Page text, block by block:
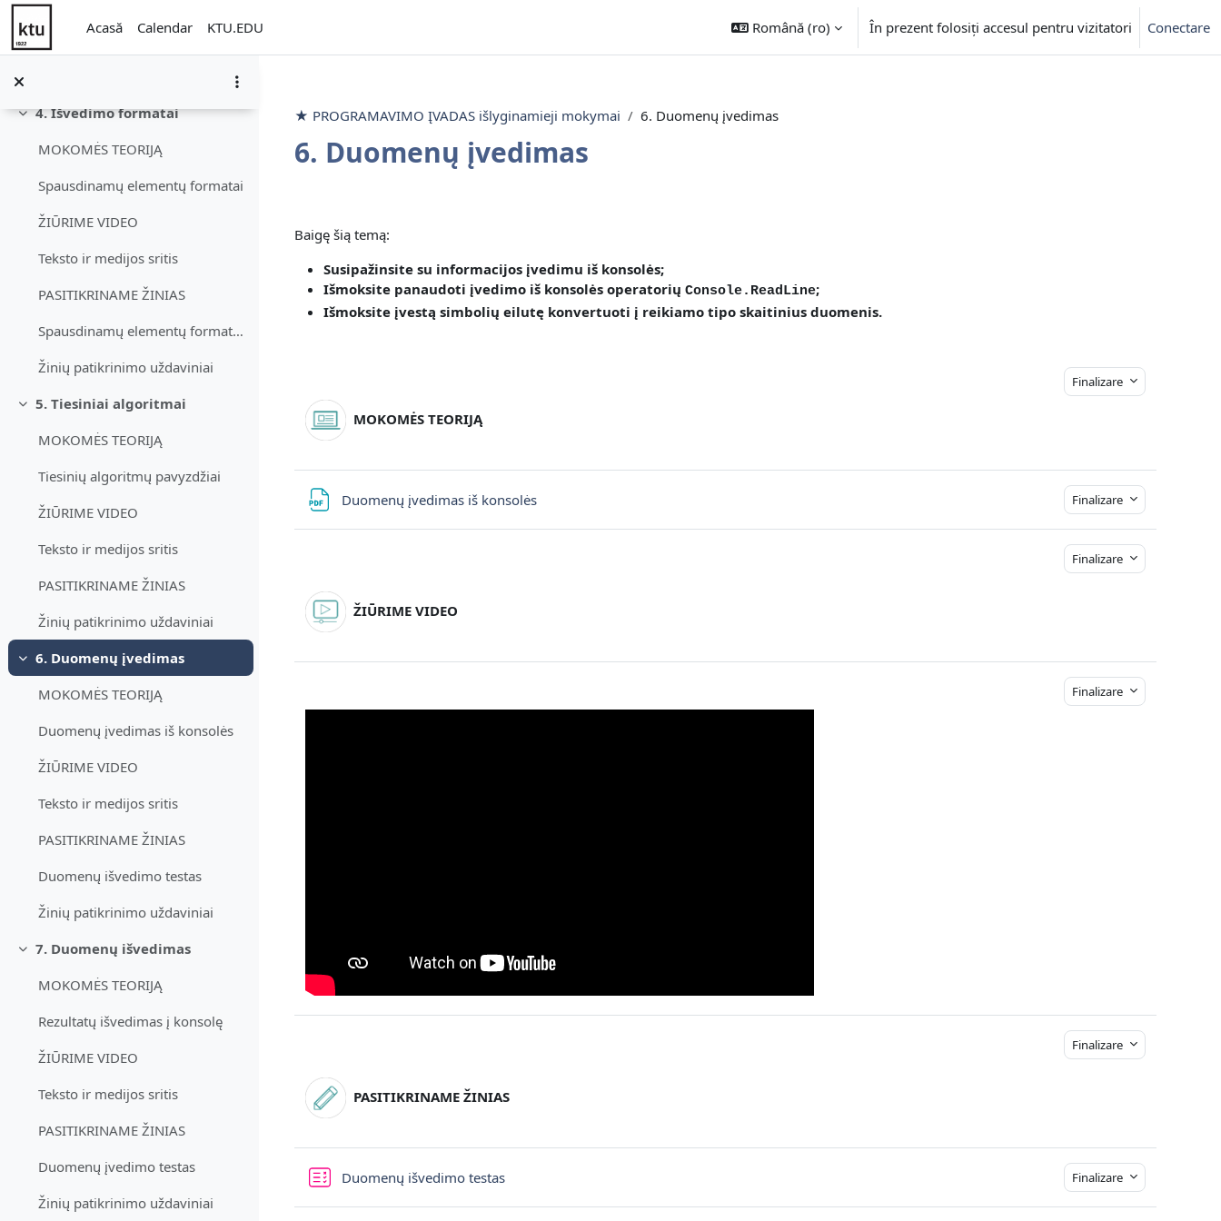
Sari la conţinutul principal
Acasă
Calendar KTU.EDU Română ‎(ro)‎ În prezent folosiți accesul pentru vizitatori Conectare
PASITIKRINAME ŽINIAS
Derulează
4. Išvedimo formatai
MOKOMĖS TEORIJĄ
Spausdinamų elementų formatai
ŽIŪRIME VIDEO
Teksto ir medijos sritis
PASITIKRINAME ŽINIAS
Spausdinamų elementų formatų testas
Žinių patikrinimo uždaviniai
Derulează
5. Tiesiniai algoritmai
MOKOMĖS TEORIJĄ
Tiesinių algoritmų pavyzdžiai
ŽIŪRIME VIDEO
Teksto ir medijos sritis
PASITIKRINAME ŽINIAS
Žinių patikrinimo uždaviniai
Derulează
6. Duomenų įvedimas
MOKOMĖS TEORIJĄ
Duomenų įvedimas iš konsolės
ŽIŪRIME VIDEO
Teksto ir medijos sritis
PASITIKRINAME ŽINIAS
Duomenų išvedimo testas
Žinių patikrinimo uždaviniai
Derulează
7. Duomenų išvedimas
MOKOMĖS TEORIJĄ
Rezultatų išvedimas į konsolę
ŽIŪRIME VIDEO
Teksto ir medijos sritis
PASITIKRINAME ŽINIAS
Duomenų įvedimo testas
Žinių patikrinimo uždaviniai
★ PROGRAMAVIMO ĮVADAS išlyginamieji mokymai 6. Duomenų įvedimas
6. Duomenų įvedimas
Baigę šią temą:
Susipažinsite su informacijos įvedimu iš konsolės;
Išmoksite panaudoti įvedimo iš konsolės operatorių Console.ReadLine;
Išmoksite įvestą simbolių eilutę konvertuoti į reikiamo tipo skaitinius duomenis.
Finalizare
MOKOMĖS TEORIJĄ
Duomenų įvedimas iš konsolės Finalizare
Finalizare
ŽIŪRIME VIDEO
Finalizare
Finalizare
PASITIKRINAME ŽINIAS
Duomenų išvedimo testas Finalizare